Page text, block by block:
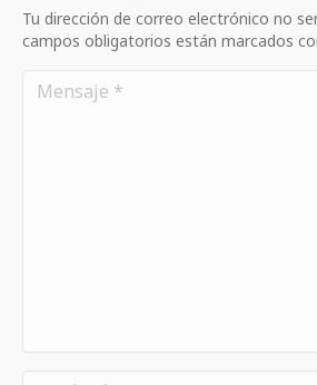
Tu dirección de correo electrónico no
campos obligatorios están marcados